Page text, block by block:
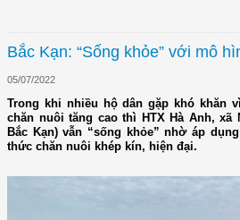
Bắc Kạn: “Sống khỏe” với mô
05/07/2022
Trong khi nhiều hộ dân gặp khó khăn
chăn nuôi tăng cao thì HTX Hà Anh, xã
Bắc Kạn) vẫn “sống khỏe” nhờ áp
thức chăn nuôi khép kín, hiện đại.